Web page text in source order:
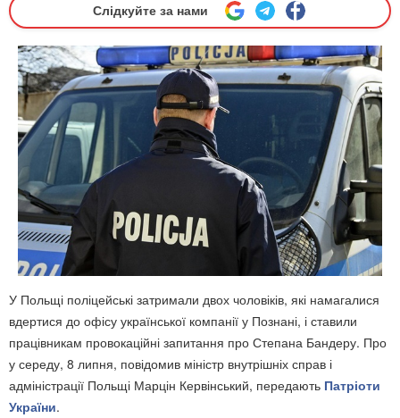
Слідкуйте за нами
У Польщі поліцейські затримали двох чоловіків, які намагалися
вдертися до офісу української компанії у Познані, і ставили
працівникам провокаційні запитання про Степана Бандеру. Про
у середу, 8 липня, повідомив міністр внутрішніх справ і
адміністрації Польщі Марцін Кервінський, передають Патріоти
України.